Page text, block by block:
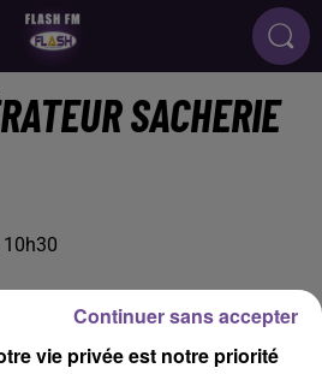
SACHERIE
vie privée est notre priorité
Continuer sans accepter